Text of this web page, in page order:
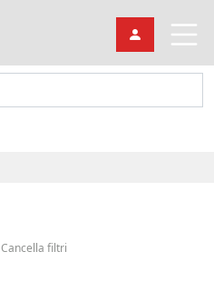
Cancella filtri